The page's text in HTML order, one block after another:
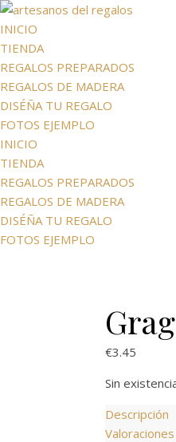
INICIO
TIENDA
REGALOS PREPARADOS
REGALOS DE MADERA
DISÉÑA TU REGALO
FOTOS EJEMPLO
INICIO
TIENDA
REGALOS PREPARADOS
REGALOS DE MADERA
DISÉÑA TU REGALO
FOTOS EJEMPLO
€3.45
Sin
Descripción